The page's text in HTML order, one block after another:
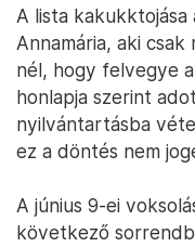
A lista
Annamária, aki
nél, hogy felvegye
honlapja szerint
nyilvántartásba
ez a döntés nem
A június 9-ei
következő